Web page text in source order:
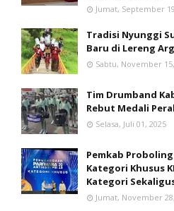
Jumat, September
Tradisi Nyunggi
Baru di Lereng
Sabtu, November
Tim Drumband
Rebut Medali
Selasa, Juli 01, 2025
Pemkab
Kategori Khusus
Kategori
Jumat, November